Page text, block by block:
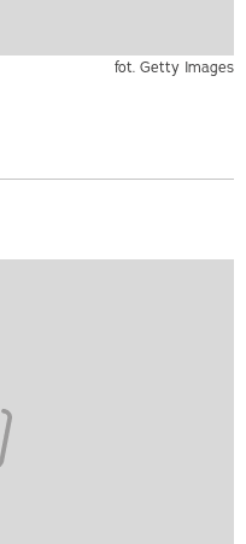
fot. Getty Images